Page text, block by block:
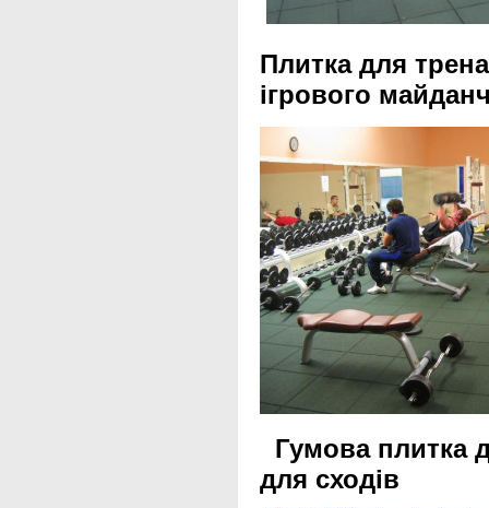
Плитка для
ігрового
Гумова
для сходів